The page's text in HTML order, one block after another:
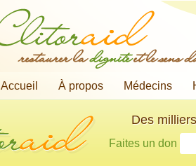
restaurer ladignitéet le sens
Accueil À propos Médecins
Des
Faites un don